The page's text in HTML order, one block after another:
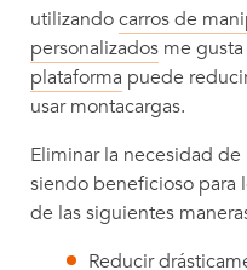
utilizandocarros de
personalizados me gusta
plataforma puede
usar montacargas.
Eliminar la necesidad
siendo beneficioso para
de las siguientes
Reducir